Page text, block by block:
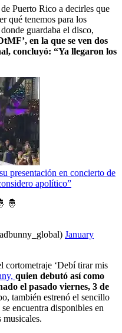
Puerto Rico a decirles que
qué tenemos para los
guardaba el disco,
en la que se ven dos
concluyó: “Ya llegaron los
presentación en concierto de
apolítico”
🤴
January
cortometraje ‘Debí tirar mis
quien debutó así como
el pasado viernes, 3 de
también estrenó el sencillo
encuentra disponibles en